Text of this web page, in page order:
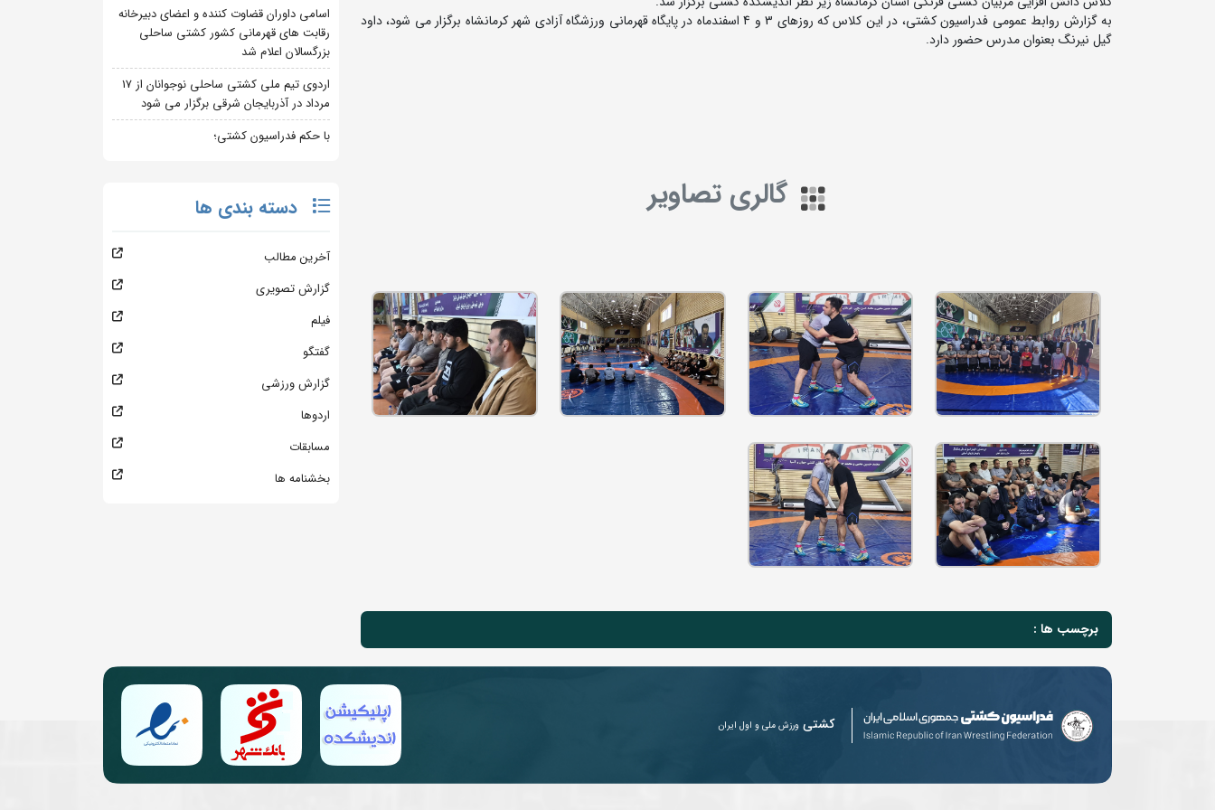
به گزارش روابط عمومی فدراسیون کشتی،‌ در این کلاس که روزهای 3 و 4 اسفندماه در پایگاه قهرمانی ورزشگاه آزادی شهر کرمانشاه برگزار می شود، داود
گیل نیرنگ بعنوان مدرس حضور دارد.
گالری تصاویر
برچسب ها :
اسامی داوران قضاوت کننده و اعضای دبیرخانه
رقابت های قهرمانی کشور کشتی ساحلی
بزرگسالان اعلام شد
اردوی تیم ملی کشتی ساحلی نوجوانان از 17
مرداد در آذربایجان شرقی برگزار می شود
با حکم فدراسیون کشتی؛
دسته بندی ها
آخرین مطالب
گزارش تصویری
فیلم
گفتگو
گزارش ورزشی
اردوها
مسابقات
بخشنامه ها
کشتی ورزش ملی و اول ایران